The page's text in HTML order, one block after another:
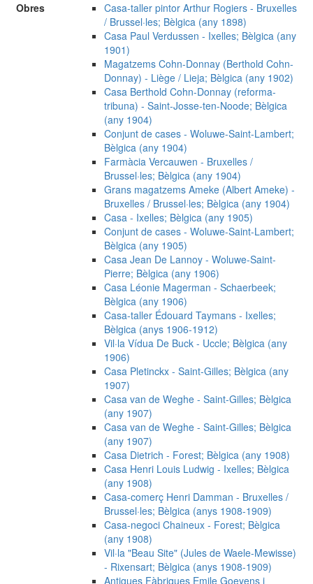
Obres
Casa-taller pintor Arthur Rogiers - Bruxelles
/ Brussel·les; Bèlgica (any 1898)
Casa Paul Verdussen - Ixelles; Bèlgica (any
1901)
Magatzems Cohn-Donnay (Berthold Cohn-
Donnay) - Liège / Lieja; Bèlgica (any 1902)
Casa Berthold Cohn-Donnay (reforma-
tribuna) - Saint-Josse-ten-Noode; Bèlgica
(any 1904)
Conjunt de cases - Woluwe-Saint-Lambert;
Bèlgica (any 1904)
Farmàcia Vercauwen - Bruxelles /
Brussel·les; Bèlgica (any 1904)
Grans magatzems Ameke (Albert Ameke) -
Bruxelles / Brussel·les; Bèlgica (any 1904)
Casa - Ixelles; Bèlgica (any 1905)
Conjunt de cases - Woluwe-Saint-Lambert;
Bèlgica (any 1905)
Casa Jean De Lannoy - Woluwe-Saint-
Pierre; Bèlgica (any 1906)
Casa Léonie Magerman - Schaerbeek;
Bèlgica (any 1906)
Casa-taller Édouard Taymans - Ixelles;
Bèlgica (anys 1906-1912)
Vil·la Vídua De Buck - Uccle; Bèlgica (any
1906)
Casa Pletinckx - Saint-Gilles; Bèlgica (any
1907)
Casa van de Weghe - Saint-Gilles; Bèlgica
(any 1907)
Casa van de Weghe - Saint-Gilles; Bèlgica
(any 1907)
Casa Dietrich - Forest; Bèlgica (any 1908)
Casa Henri Louis Ludwig - Ixelles; Bèlgica
(any 1908)
Casa-comerç Henri Damman - Bruxelles /
Brussel·les; Bèlgica (anys 1908-1909)
Casa-negoci Chaineux - Forest; Bèlgica
(any 1908)
Vil·la "Beau Site" (Jules de Waele-Mewisse)
- Rixensart; Bèlgica (anys 1908-1909)
Antigues Fàbriques Emile Goeyens i